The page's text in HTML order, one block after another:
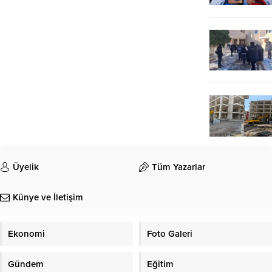
Üyelik Tüm Yazarlar
Künye ve İletişim
Ekonomi Foto Galeri
Gündem Eğitim